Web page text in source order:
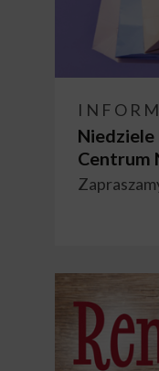
Centrum